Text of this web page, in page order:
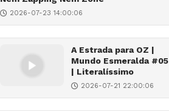
2026-07-23 14:00:06
A Estrada para OZ |
Mundo Esmeralda #05
| Literalíssimo
2026-07-21 22:00:06